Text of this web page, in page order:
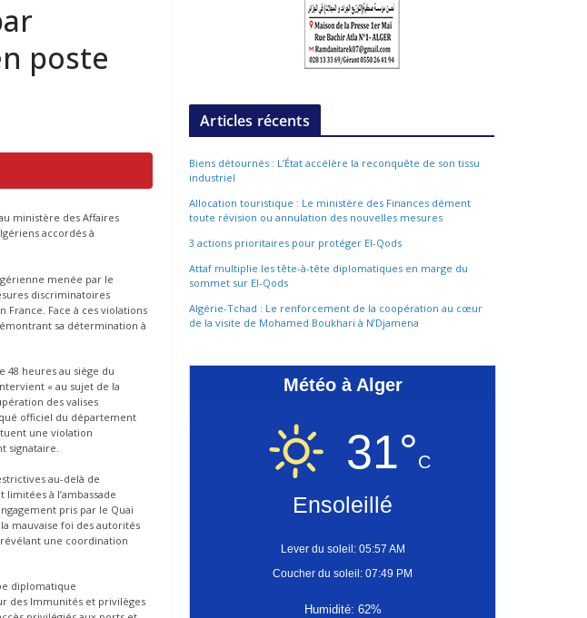
poste
ministère des Affaires
accordés à
menée par le
discriminatoires
Face à ces violations
sa détermination à
48 heures au siège du
« au sujet de la
des valises
officiel du département
une violation
signataire.
au-delà de
à l’ambassade
pris par le Quai
mauvaise foi des autorités
une coordination
diplomatique
des Immunités et privilèges
Articles récents
Biens détournés : L’État accélère la reconquête de son tissu
industriel
Allocation touristique : Le ministère des Finances dément
toute révision ou annulation des nouvelles mesures
3 actions prioritaires pour protéger El-Qods
Attaf multiplie les tête-à-tête diplomatiques en marge du
sommet sur El-Qods
Algérie-Tchad : Le renforcement de la coopération au cœur
de la visite de Mohamed Boukhari à N’Djamena
Météo à Alger
31°C
Ensoleillé
Lever du soleil: 05:57 AM
Coucher du soleil: 07:49 PM
Humidité: 62%